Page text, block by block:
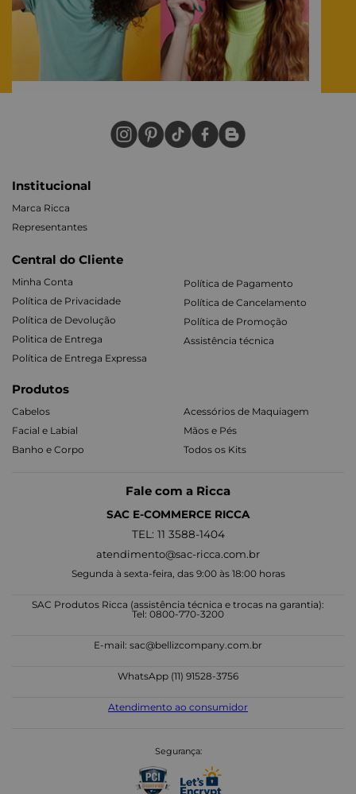
Institucional
Marca Ricca
Representantes
Central do Cliente
Minha Conta
Política de Privacidade
Política de Devolução
Politica de Entrega
Política de Entrega Expressa
Política de Pagamento
Política de Cancelamento
Política de Promoção
Assistência técnica
Produtos
Cabelos
Facial e Labial
Banho e Corpo
Acessórios de Maquiagem
Mãos e Pés
Todos os Kits
Fale com a Ricca
SAC E-COMMERCE RICCA
TEL: 11 3588-1404
atendimento@sac-ricca.com.br
Segunda à sexta-feira, das 9:00 às 18:00 horas
SAC Produtos Ricca (assistência técnica e trocas na garantia):
Tel: 0800-770-3200
E-mail: sac@bellizcompany.com.br
WhatsApp (11) 91528-3756
Atendimento ao consumidor
Segurança: